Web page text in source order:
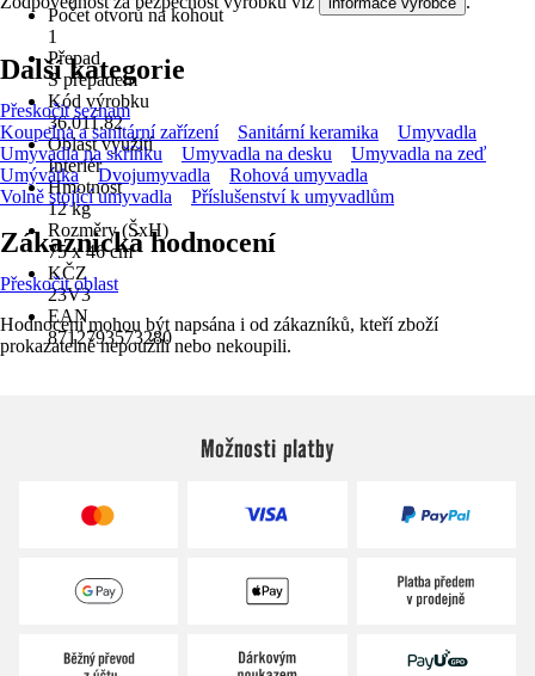
Počet otvorů na kohout
1
Přepad
S přepadem
Kód výrobku
36.011.82
Oblast využití
Interiér
Hmotnost
12 kg
Rozměry (ŠxH)
75 x 46 cm
KČZ
23V3
EAN
8712793573280
Další kategorie
Přeskočit seznam
Koupelna a sanitární zařízení
Sanitární keramika
Umyvadla
Umyvadla na skříňku
Umyvadla na desku
Umyvadla na zeď
Umývátka
Dvojumyvadla
Rohová umyvadla
Volně stojící umyvadla
Příslušenství k umyvadlům
Zákaznická hodnocení
Přeskočit oblast
Hodnocení mohou být napsána i od zákazníků, kteří zboží
prokazatelně nepoužili nebo nekoupili.
Možnosti platby